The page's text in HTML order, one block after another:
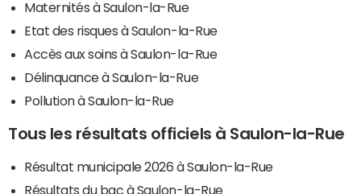
Maternités à Saulon-la-Rue
Etat des risques à Saulon-la-Rue
Accès aux soins à Saulon-la-Rue
Délinquance à Saulon-la-Rue
Pollution à Saulon-la-Rue
Tous les résultats officiels à Saulon-la-Rue
Résultat municipale 2026 à Saulon-la-Rue
Résultats du bac à Saulon-la-Rue